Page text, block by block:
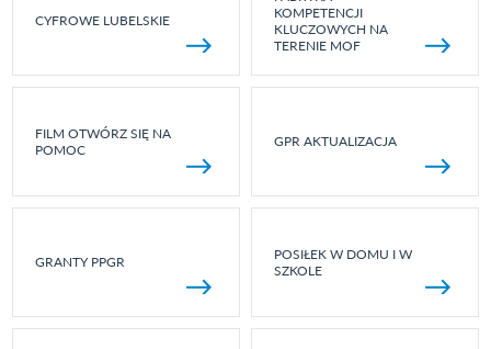
CYFROWE LUBELSKIE
KOMPETENCJI
KLUCZOWYCH NA
TERENIE MOF
FILM OTWÓRZ SIĘ NA
POMOC
GPR AKTUALIZACJA
GRANTY PPGR
POSIŁEK W DOMU I W
SZKOLE